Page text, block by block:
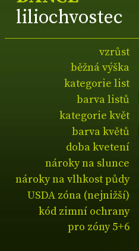
liliochvostec
vzrůst
běžná výška
kategorie list
barva listů
kategorie květ
barva květů
doba kvetení
nároky na slunce
nároky na vlhkost půdy
USDA zóna (nejnižší)
kód zimní ochrany
pro zóny 5+6